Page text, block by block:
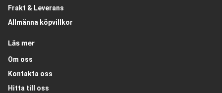
Frakt & Leverans
Allmänna köpvillkor
Läs mer
Om oss
Kontakta oss
Hitta till oss